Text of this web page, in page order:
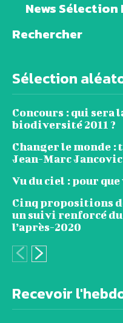
News Sélection
Rechercher
Sélection
Concours : qui sera
biodiversité 2011 ?
Changer le monde :
Jean-Marc
Vu du ciel : pour
Cinq propositions
un suivi renforcé
l’après-2020
Recevoir